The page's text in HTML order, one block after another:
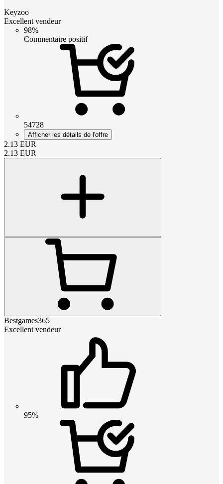
Keyzoo
Excellent vendeur
98%
Commentaire positif
54728
Afficher les détails de l'offre
2.13 EUR
2.13 EUR
Bestgames365
Excellent vendeur
95%